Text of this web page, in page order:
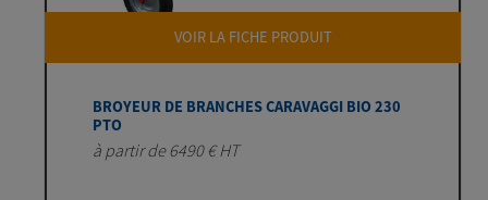
VOIR LA FICHE PRODUIT
BROYEUR DE BRANCHES CARAVAGGI BIO 230
PTO
à partir de 6490 € HT